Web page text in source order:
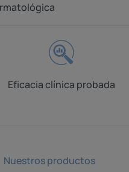
Eficacia clínica probada
Nuestros productos